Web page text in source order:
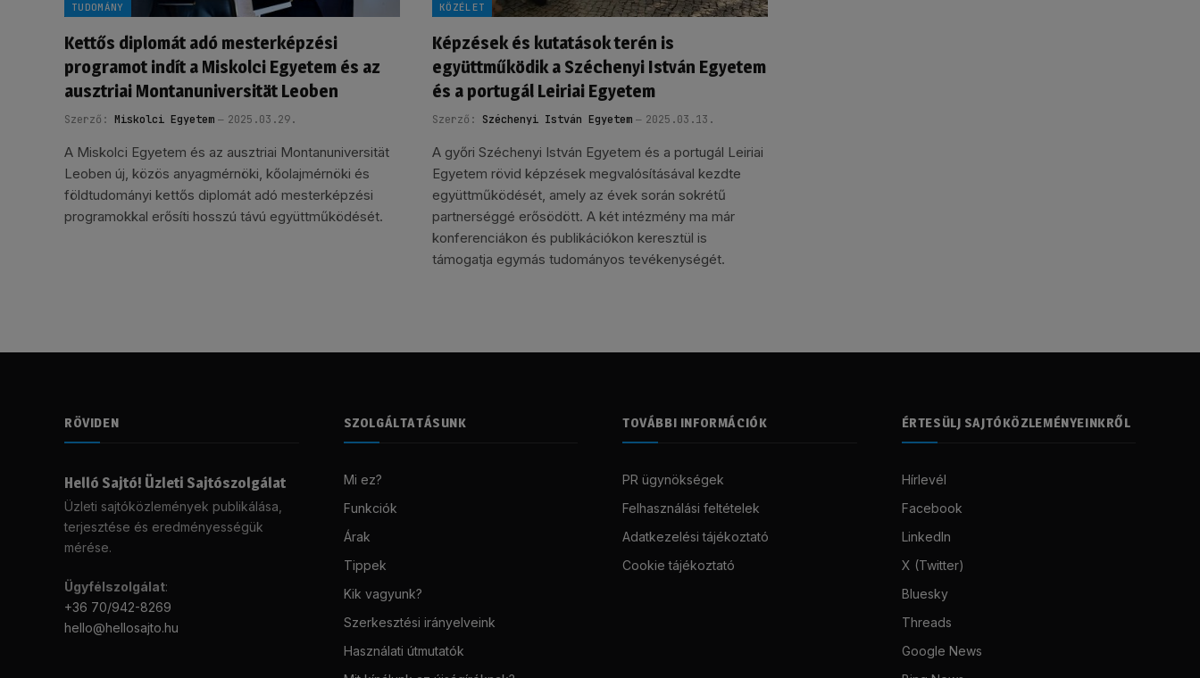
TUDOMÁNY
Kettős diplomát adó mesterképzési
programot indít a Miskolci Egyetem és az
ausztriai Montanuniversität Leoben
Szerző: Miskolci Egyetem 2025.03.29.
A Miskolci Egyetem és az ausztriai Montanuniversität
Leoben új, közös anyagmérnöki, kőolajmérnöki és
földtudományi kettős diplomát adó mesterképzési
programokkal erősíti hosszú távú együttműködését.
KÖZÉLET
Képzések és kutatások terén is
együttműködik a Széchenyi István Egyetem
és a portugál Leiriai Egyetem
Szerző: Széchenyi István Egyetem 2025.03.13.
A győri Széchenyi István Egyetem és a portugál Leiriai
Egyetem rövid képzések megvalósításával kezdte
együttműködését, amely az évek során sokrétű
partnerséggé erősödött. A két intézmény ma már
konferenciákon és publikációkon keresztül is
támogatja egymás tudományos tevékenységét.
RÖVIDEN
Helló Sajtó! Üzleti Sajtószolgálat
Üzleti sajtóközlemények publikálása,
terjesztése és eredményességük
mérése.
Ügyfélszolgálat:
+36 70/942-8269
hello@hellosajto.hu
SZOLGÁLTATÁSUNK
Mi ez?
Funkciók
Árak
Tippek
Kik vagyunk?
Szerkesztési irányelveink
Használati útmutatók
TOVÁBBI INFORMÁCIÓK
PR ügynökségek
Felhasználási feltételek
Adatkezelési tájékoztató
Cookie tájékoztató
ÉRTESÜLJ SAJTÓKÖZLEMÉNYEINKRŐL
Hírlevél
Facebook
LinkedIn
X (Twitter)
Bluesky
Threads
Google News